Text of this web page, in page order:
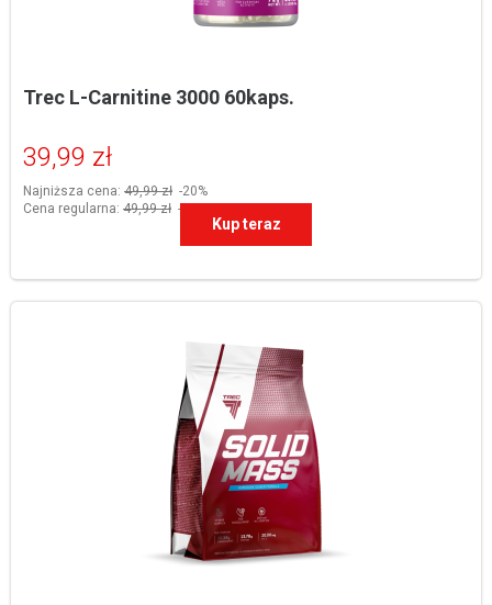
Trec L-Carnitine 3000 60kaps.
39,99 zł
Najniższa cena: 49,99 zł -20%
Cena regularna: 49,99 zł -20%
Kup teraz